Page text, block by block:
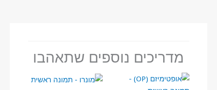
מדריכים נוספים שתאהבו